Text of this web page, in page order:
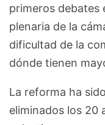
primeros debates
plenaria de la
dificultad de la
dónde tienen
La reforma ha
eliminados los 20